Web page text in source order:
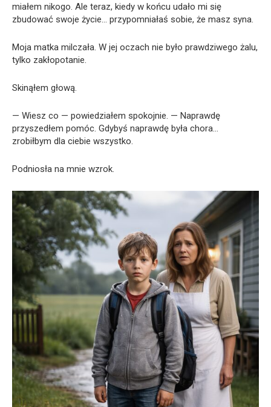
miałem nikogo. Ale teraz, kiedy w końcu udało mi się
zbudować swoje życie… przypomniałaś sobie, że masz syna.
Moja matka milczała. W jej oczach nie było prawdziwego żalu,
tylko zakłopotanie.
Skinąłem głową.
— Wiesz co — powiedziałem spokojnie. — Naprawdę
przyszedłem pomóc. Gdybyś naprawdę była chora…
zrobiłbym dla ciebie wszystko.
Podniosła na mnie wzrok.